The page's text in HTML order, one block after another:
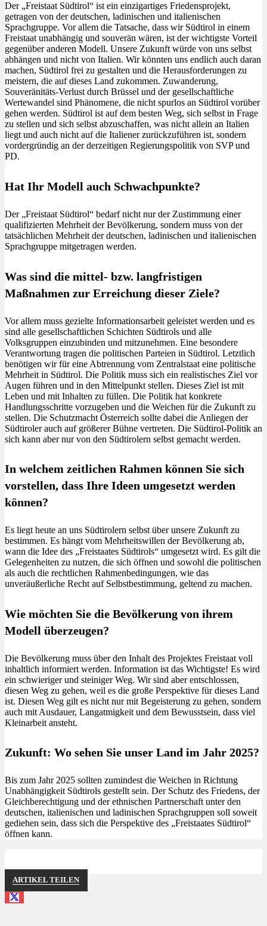
Der „Freistaat Südtirol“ ist ein einzigartiges Friedensprojekt,
getragen von der deutschen, ladinischen und italienischen
Sprachgruppe. Vor allem die Tatsache, dass wir Südtirol in einem
Freistaat unabhängig und souverän wären, ist der wichtigste Vorteil
gegenüber anderen Modell. Unsere Zukunft würde von uns selbst
abhängen und nicht von Italien. Wir könnten uns endlich auch daran
machen, Südtirol frei zu gestalten und die Herausforderungen zu
meistern, die auf dieses Land zukommen. Zuwanderung,
Souveränitäts-Verlust durch Brüssel und der gesellschaftliche
Wertewandel sind Phänomene, die nicht spurlos an Südtirol vorüber
gehen werden. Südtirol ist auf dem besten Weg, sich selbst in Frage
zu stellen und sich selbst abzuschaffen, was nicht allein an Italien
liegt und auch nicht auf die Italiener zurückzuführen ist, sondern
vordergründig an der derzeitigen Regierungspolitik von SVP und
PD.
Hat Ihr Modell auch Schwachpunkte?
Der „Freistaat Südtirol“ bedarf nicht nur der Zustimmung einer
qualifizierten Mehrheit der Bevölkerung, sondern muss von der
tatsächlichen Mehrheit der deutschen, ladinischen und italienischen
Sprachgruppe mitgetragen werden.
Was sind die mittel- bzw. langfristigen
Maßnahmen zur Erreichung dieser Ziele?
Vor allem muss gezielte Informationsarbeit geleistet werden und es
sind alle gesellschaftlichen Schichten Südtirols und alle
Volksgruppen einzubinden und mitzunehmen. Eine besondere
Verantwortung tragen die politischen Parteien in Südtirol. Letztlich
benötigen wir für eine Abtrennung vom Zentralstaat eine politische
Mehrheit in Südtirol. Die Politik muss sich ein realistisches Ziel vor
Augen führen und in den Mittelpunkt stellen. Dieses Ziel ist mit
Leben und mit Inhalten zu füllen. Die Politik hat konkrete
Handlungsschritte vorzugeben und die Weichen für die Zukunft zu
stellen. Die Schutzmacht Österreich sollte dabei die Anliegen der
Südtiroler auch auf größerer Bühne vertreten. Die Südtirol-Politik an
sich kann aber nur von den Südtirolern selbst gemacht werden.
In welchem zeitlichen Rahmen können Sie sich
vorstellen, dass Ihre Ideen umgesetzt werden
können?
Es liegt heute an uns Südtirolern selbst über unsere Zukunft zu
bestimmen. Es hängt vom Mehrheitswillen der Bevölkerung ab,
wann die Idee des „Freistaates Südtirols“ umgesetzt wird. Es gilt die
Gelegenheiten zu nutzen, die sich öffnen und sowohl die politischen
als auch die rechtlichen Rahmenbedingungen, wie das
unveräußerliche Recht auf Selbstbestimmung, geltend zu machen.
Wie möchten Sie die Bevölkerung von ihrem
Modell überzeugen?
Die Bevölkerung muss über den Inhalt des Projektes Freistaat voll
inhaltlich informiert werden. Information ist das Wichtigste! Es wird
ein schwieriger und steiniger Weg. Wir sind aber entschlossen,
diesen Weg zu gehen, weil es die große Perspektive für dieses Land
ist. Diesen Weg gilt es nicht nur mit Begeisterung zu gehen, sondern
auch mit Ausdauer, Langatmigkeit und dem Bewusstsein, dass viel
Kleinarbeit ansteht.
Zukunft: Wo sehen Sie unser Land im Jahr 2025?
Bis zum Jahr 2025 sollten zumindest die Weichen in Richtung
Unabhängigkeit Südtirols gestellt sein. Der Schutz des Friedens, der
Gleichberechtigung und der ethnischen Partnerschaft unter den
deutschen, italienischen und ladinischen Sprachgruppen soll soweit
gediehen sein, dass sich die Perspektive des „Freistaates Südtirol“
öffnen kann.
ARTIKEL TEILEN